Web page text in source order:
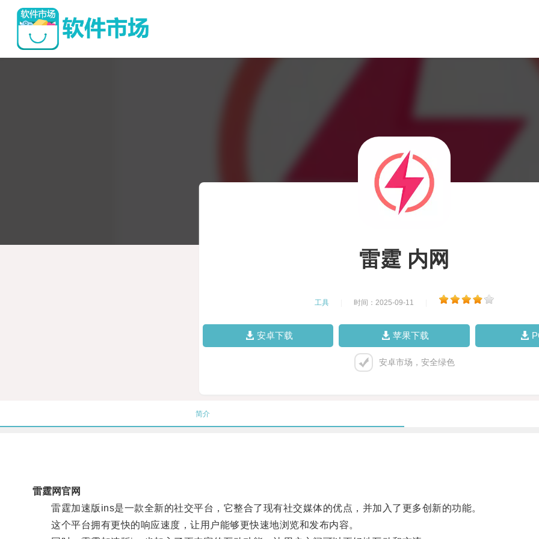
雷霆 内网
工具 时间：2025-09-11
安卓下载 苹果下载
安卓市场，安全绿色
简介
雷霆网官网
雷霆加速版ins是一款全新的社交平台，它整合了现有社交媒体的优点，并加入了更多创新的功能。
这个平台拥有更快的响应速度，让用户能够更快速地浏览和发布内容。